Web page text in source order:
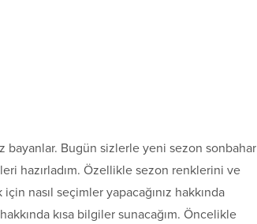
bayanlar. Bugün sizlerle yeni sezon sonbahar
hazırladım. Özellikle sezon renklerini ve
nasıl seçimler yapacağınız hakkında
kısa bilgiler sunacağım. Öncelikle